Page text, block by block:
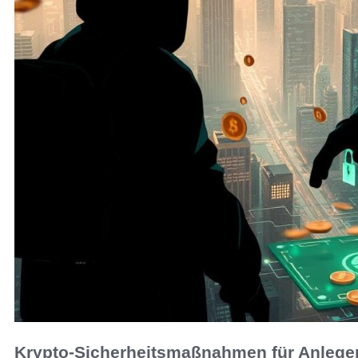
Krypto-Sicherheitsmaßnahmen für